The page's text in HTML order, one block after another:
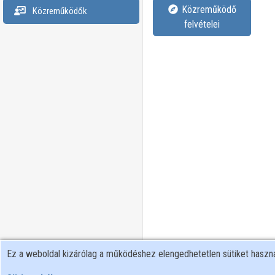
Közreműködők
felvételei
Ez a weboldal kizárólag a működéshez elengedhetetlen sütiket